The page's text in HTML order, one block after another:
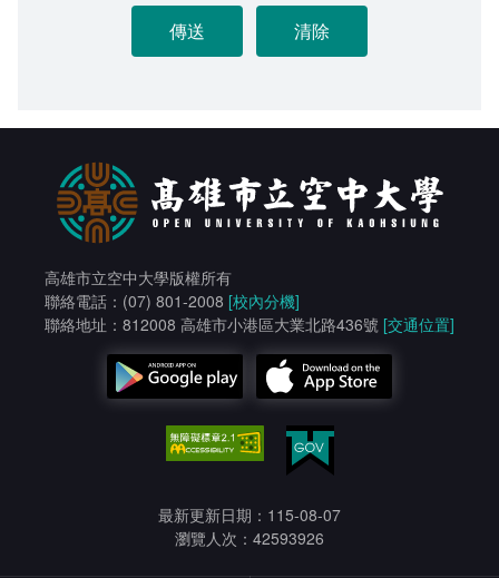
高雄市立空中大學版權所有
聯絡電話：(07) 801-2008 [校內分機]
聯絡地址：812008 高雄市小港區大業北路436號 [交通位置]
最新更新日期：115-08-07
瀏覽人次：42593926